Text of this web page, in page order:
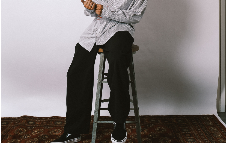
SUPPORT
ご利用ガイド
会員ランク
店頭受取サービス
ギフトラッピング
アフターサポート
下取り保証について
よくある質問
店舗一覧
お問い合わせ
ニュース